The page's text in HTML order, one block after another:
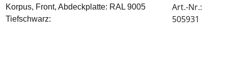
Korpus, Front, Abdeckplatte: RAL 9005
Tiefschwarz:
Art.-Nr.:
505931